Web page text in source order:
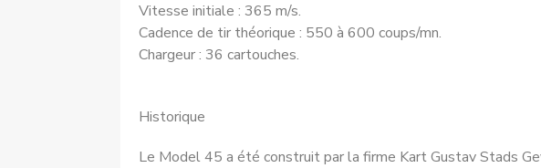
Vitesse initiale : 365 m/s.
Cadence de tir théorique : 550 à 600 coups/mn.
Chargeur : 36 cartouches.
Historique
Le Model 45 a été construit par la firme Kart Gustav Stads